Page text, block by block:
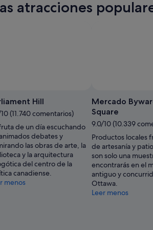
atracciones
Hill
(11.740 comentarios)
de un día escuchando
debates y
las obras de arte, la
y la arquitectura
del centro de la
canadiense.
menos
Mercado
Square
9.0/10 (10.339
Productos locales
de artesanía y
son solo una
encontrarás en el
antiguo y
Ottawa.
Leer menos